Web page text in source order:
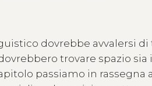
dovrebbe avvalersi di
trovare spazio sia
passiamo in rassegna